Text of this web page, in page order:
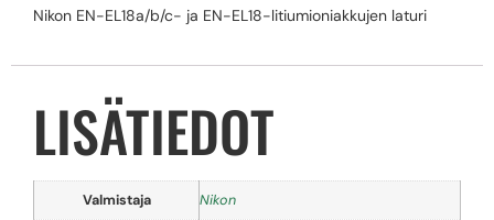
Nikon EN-EL18a/b/c- ja EN-EL18-litiumioniakkujen laturi
LISÄTIEDOT
Valmistaja Nikon